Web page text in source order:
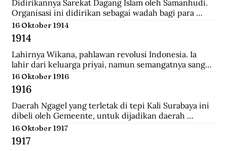
Didirikannya Sarekat Dagang Islam oleh Samanhudi.
Organisasi ini didirikan sebagai wadah bagi para
pengusaha batik di Surakarta. Organisasi ini
merupakan organisasi pertama yang lahir dari
Indonesia untuk menentang politik kekuasaan
Belanda.
16 Oktober 1914
1914
Lahirnya Wikana, pahlawan revolusi Indonesia. Ia
lahir dari keluarga priyai, namun semangatnya sangat
tinggi dalam memperjuangkan kemerdekaan dari
tangan penjajah.
16 Oktober 1916
1916
Daerah Ngagel yang terletak di tepi Kali Surabaya ini
dibeli oleh Gemeente, untuk dijadikan daerah
industri baru di Surabaya.
16 Oktober 1917
1917